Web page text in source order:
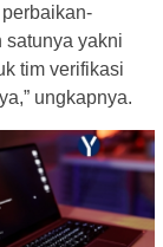
satunya yakni
tim verifikasi
ungkapnya.